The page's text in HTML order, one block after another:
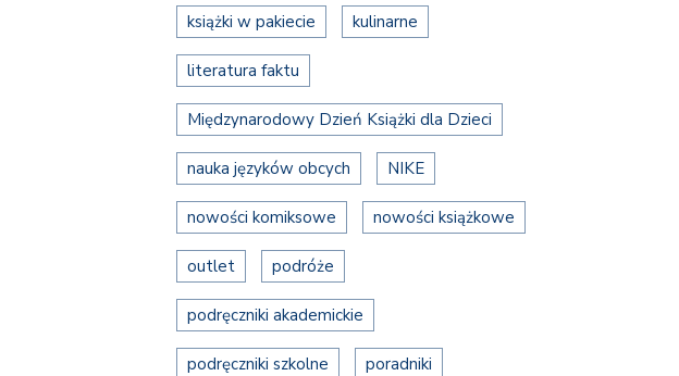
książki w pakiecie kulinarne
literatura faktu
Międzynarodowy Dzień Książki dla Dzieci
nauka języków obcych NIKE
nowości komiksowe nowości książkowe
outlet podróże
podręczniki akademickie
podręczniki szkolne poradniki